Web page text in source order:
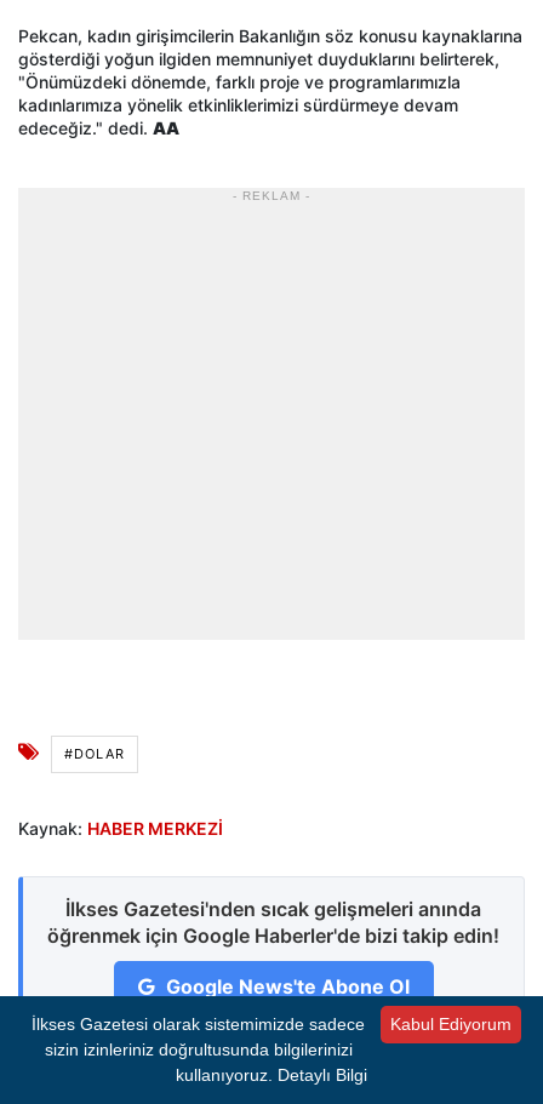
Pekcan, kadın girişimcilerin Bakanlığın söz konusu kaynaklarına
gösterdiği yoğun ilgiden memnuniyet duyduklarını belirterek,
"Önümüzdeki dönemde, farklı proje ve programlarımızla
kadınlarımıza yönelik etkinliklerimizi sürdürmeye devam
edeceğiz." dedi. AA
- REKLAM -
#DOLAR
Kaynak: HABER MERKEZİ
İlkses Gazetesi'nden sıcak gelişmeleri anında
öğrenmek için Google Haberler'de bizi takip edin!
Google News'te Abone Ol
Kabul Ediyorum
İlkses Gazetesi olarak sistemimizde sadece
sizin izinleriniz doğrultusunda bilgilerinizi
kullanıyoruz. Detaylı Bilgi